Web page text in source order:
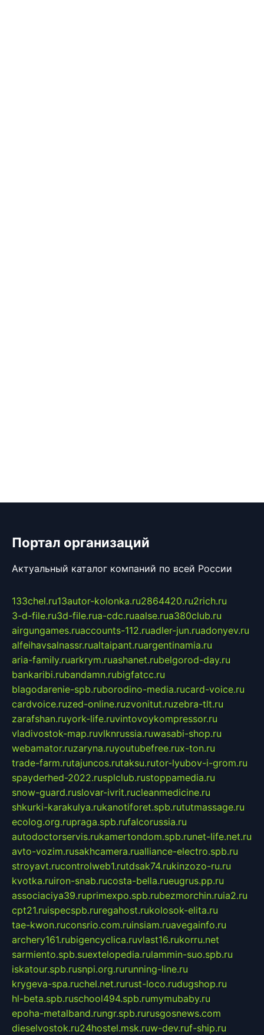
Портал организаций
Актуальный каталог компаний по всей России
133chel.ru13autor-kolonka.ru2864420.ru2rich.ru
3-d-file.ru3d-file.rua-cdc.ruaalse.rua380club.ru
airgungames.ruaccounts-112.ruadler-jun.ruadonyev.ru
alfeihavsalnassr.rualtaipant.ruargentinamia.ru
aria-family.ruarkrym.ruashanet.rubelgorod-day.ru
bankaribi.rubandamn.rubigfatcc.ru
blagodarenie-spb.ruborodino-media.rucard-voice.ru
cardvoice.ruzed-online.ruzvonitut.ruzebra-tlt.ru
zarafshan.ruyork-life.ruvintovoykompressor.ru
vladivostok-map.ruvlknrussia.ruwasabi-shop.ru
webamator.ruzaryna.ruyoutubefree.rux-ton.ru
trade-farm.rutajuncos.rutaksu.rutor-lyubov-i-grom.ru
spayderhed-2022.rusplclub.rustoppamedia.ru
snow-guard.ruslovar-ivrit.rucleanmedicine.ru
shkurki-karakulya.rukanotiforet.spb.rututmassage.ru
ecolog.org.rupraga.spb.rufalcorussia.ru
autodoctorservis.rukamertondom.spb.runet-life.net.ru
avto-vozim.rusakhcamera.rualliance-electro.spb.ru
stroyavt.rucontrolweb1.rutdsak74.rukinzozo-ru.ru
kvotka.ruiron-snab.rucosta-bella.rueugrus.pp.ru
associaciya39.ruprimexpo.spb.rubezmorchin.ruia2.ru
cpt21.ruispecspb.ruregahost.rukolosok-elita.ru
tae-kwon.ruconsrio.com.ruinsiam.ruavegainfo.ru
archery161.rubigencyclica.ruvlast16.rukorru.net
sarmiento.spb.suextelopedia.rulammin-suo.spb.ru
iskatour.spb.rusnpi.org.rurunning-line.ru
krygeva-spa.ruchel.net.rurust-loco.rudugshop.ru
hl-beta.spb.ruschool494.spb.rumymubaby.ru
epoha-metalband.rungr.spb.rurusgosnews.com
dieselvostok.ru24hostel.msk.ruw-dev.ruf-ship.ru